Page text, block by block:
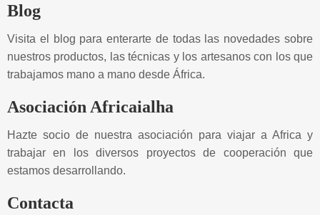
Blog
Visita el blog para enterarte de todas las novedades sobre
nuestros productos, las técnicas y los artesanos con los que
trabajamos mano a mano desde África.
Asociación Africaialha
Hazte socio de nuestra asociación para viajar a Africa y
trabajar en los diversos proyectos de cooperación que
estamos desarrollando.
Contacta